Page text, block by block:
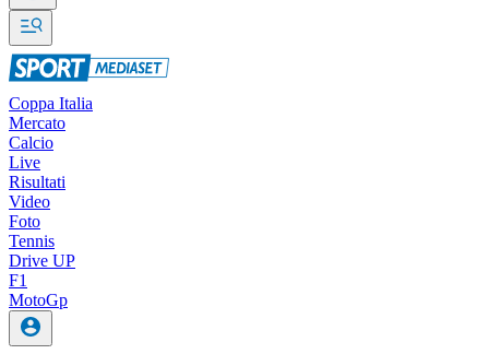
Coppa Italia
Mercato
Calcio
Live
Risultati
Video
Foto
Tennis
Drive UP
F1
MotoGp